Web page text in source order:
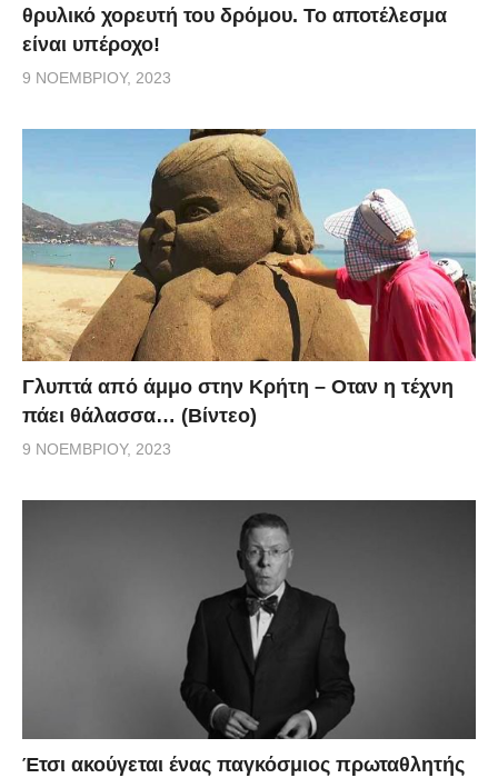
θρυλικό χορευτή του δρόμου. Το αποτέλεσμα
είναι υπέροχο!
9 ΝΟΕΜΒΡΊΟΥ, 2023
Γλυπτά από άμμο στην Κρήτη – Οταν η τέχνη
πάει θάλασσα… (Βίντεο)
9 ΝΟΕΜΒΡΊΟΥ, 2023
Έτσι ακούγεται ένας παγκόσμιος πρωταθλητής